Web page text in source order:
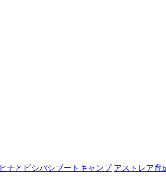
ヒナとビシバシブートキャンプ アストレア育